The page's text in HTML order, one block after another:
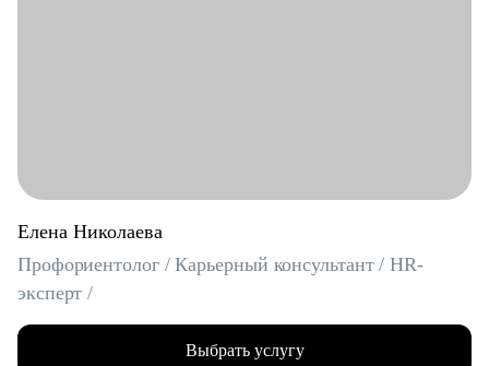
Елена Николаева
Профориентолог / Карьерный консультант / HR-
эксперт /
Выбрать услугу